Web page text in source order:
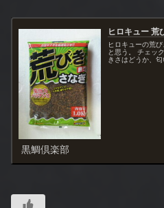
ヒロキュー 荒
ヒロキューの荒
と思う。 チェッ
きさはどうか、
黒鯛倶楽部